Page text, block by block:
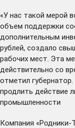
«У нас такой мерой
объем поддержки
дополнительным
рублей, создало
рабочих мест. Эта
действительно со
отметил
продлить действие
промышленности
Компания «Родники-